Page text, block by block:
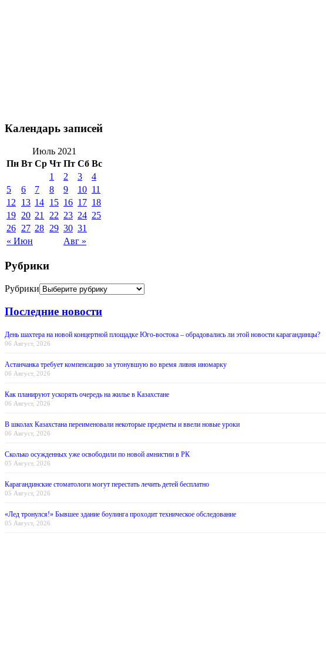
Календарь записей
Июль 2021
Пн Вт Ср Чт Пт Сб Вс
« Июн Авг »
1 2 3
4
5
6 7 8 9 10 11
12
13 14 15 16 17 18
19 20 21 22 23 24 25
26 27 28 29 30 31
Рубрики
Рубрики
Последние новости
День шахтера на новой концертной площадке Юго-востока – обрадовались ли этой новости карагандинцы?
06 Август, 2026
Астанчанка требует компенсацию за утонувшую во время ливня иномарку
06 Август, 2026
Как планируют ускорять очередь на жилье в Казахстане
06 Август, 2026
В школах Казахстана переименовали некоторые предметы и ввели новые уроки
06 Август, 2026
Сколько осужденных уже освободили по новой амнистии в РК
05 Август, 2026
Карагандинские стоматологи могут перестать лечить детей бесплатно
05 Август, 2026
«Лед тронулся!» Бывшее здание боулинга проходит техническое обследование
05 Август, 2026